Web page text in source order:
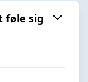
føle sig